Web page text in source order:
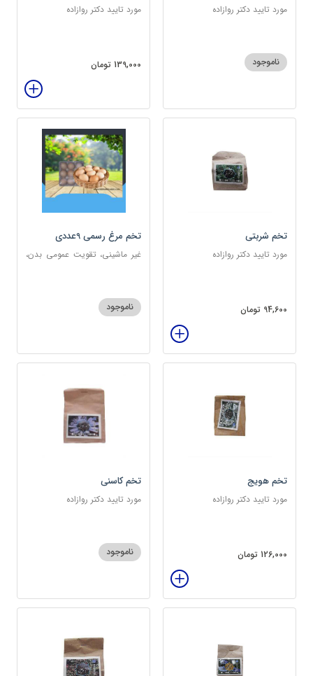
مورد تایید دکتر روازاده
ناموجود
مورد تایید دکتر روازاده
139,000 تومان
تخم شربتی
مورد تایید دکتر روازاده
94,600 تومان
تخم مرغ رسمی 9عددی
غیر ماشینی، تقویت عمومی بدن،
ناموجود
تخم هویج
مورد تایید دکتر روازاده
126,000 تومان
تخم کاسنی
مورد تایید دکتر روازاده
ناموجود